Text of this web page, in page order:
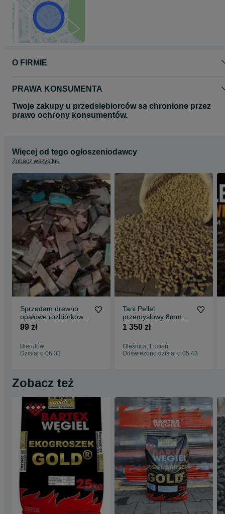
O FIRMIE
PRAWA KONSUMENTA
Twoje zakupy u przedsiębiorców są chronione przez
prawo ochrony konsumentów.
Więcej od tego ogłoszeniodawcy
Zobacz wszystkie
Sprzedam drewno
opałowe rozbiórkowe,
suche, cięte, gotowe
do palenia
99 zł
Bierutów
Dzisiaj o 06:33
Tani Pellet
przemysłowy 8mm
zrębka/słoma
ekonomiczny
gratis
1 350 zł
Oleśnica, Lucień
Odświeżono dzisiaj o 05:43
Zobacz też